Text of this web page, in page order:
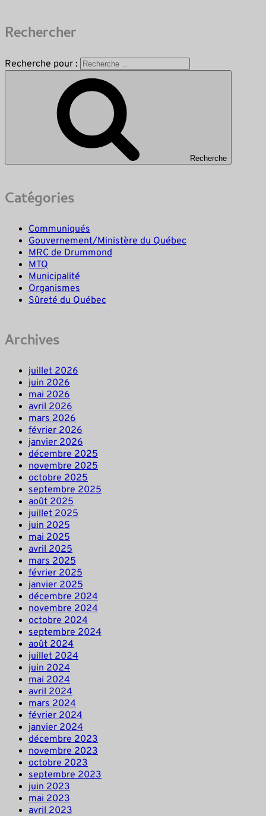
Rechercher
Recherche pour :
Recherche
Catégories
Communiqués
Gouvernement/Ministère du Québec
MRC de Drummond
MTQ
Municipalité
Organismes
Sûreté du Québec
Archives
juillet 2026
juin 2026
mai 2026
avril 2026
mars 2026
février 2026
janvier 2026
décembre 2025
novembre 2025
octobre 2025
septembre 2025
août 2025
juillet 2025
juin 2025
mai 2025
avril 2025
mars 2025
février 2025
janvier 2025
décembre 2024
novembre 2024
octobre 2024
septembre 2024
août 2024
juillet 2024
juin 2024
mai 2024
avril 2024
mars 2024
février 2024
janvier 2024
décembre 2023
novembre 2023
octobre 2023
septembre 2023
juin 2023
mai 2023
avril 2023